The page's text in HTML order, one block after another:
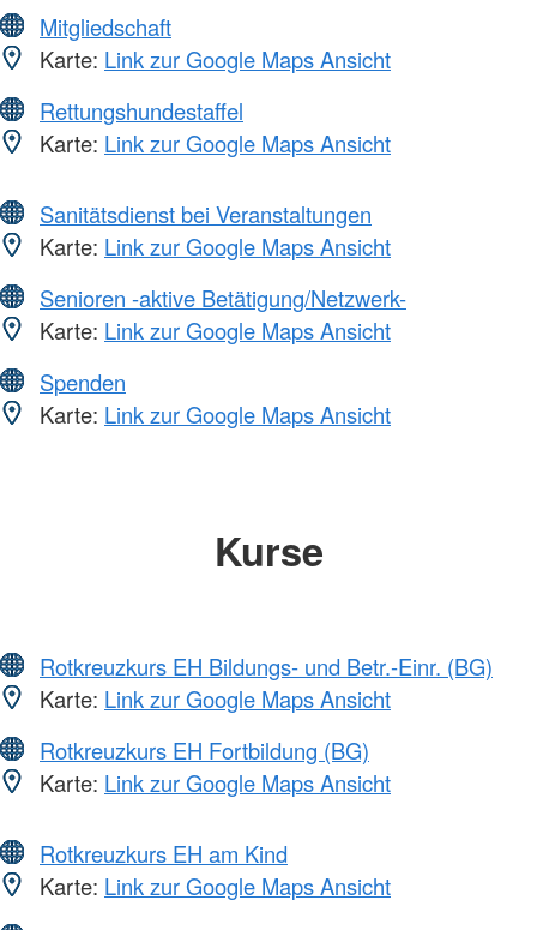
Mitgliedschaft
Karte: Link zur Google Maps Ansicht
Rettungshundestaffel
Karte: Link zur Google Maps Ansicht
Sanitätsdienst bei Veranstaltungen
Karte: Link zur Google Maps Ansicht
Senioren -aktive Betätigung/Netzwerk-
Karte: Link zur Google Maps Ansicht
Spenden
Karte: Link zur Google Maps Ansicht
Kurse
Rotkreuzkurs EH Bildungs- und Betr.-Einr. (BG)
Karte: Link zur Google Maps Ansicht
Rotkreuzkurs EH Fortbildung (BG)
Karte: Link zur Google Maps Ansicht
Rotkreuzkurs EH am Kind
Karte: Link zur Google Maps Ansicht